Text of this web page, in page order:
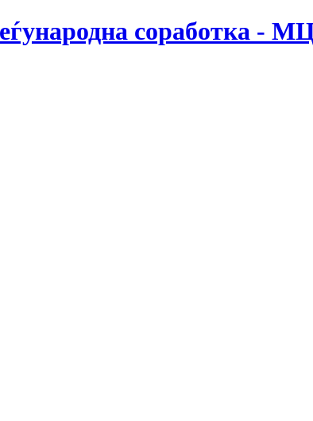
соработка -